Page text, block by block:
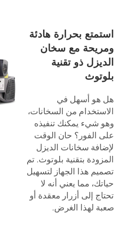
استمتع بحرارة هادئة
ومريحة مع سخان
الديزل ذو تقنية
بلوتوث
هل هو أسهل في
الاستخدام من السخانات،
وهو شيء يمكنك تنفيذه
على الفور؟ حان الوقت
لإضافة سخانات الديزل
المزودة بتقنية بلوتوث. تم
تصميم هذا الجهاز لتسهيل
حياتك، مما يعني أنه لا
تحتاج إلى أزرار معقدة أو
صعبة لهذا الغرض.